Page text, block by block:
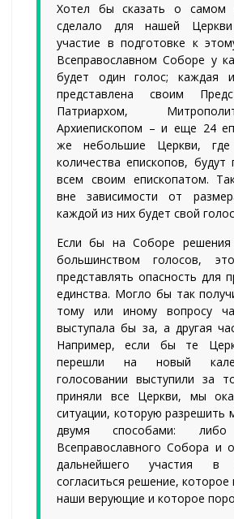
Хотел бы сказать о самом
сделало для нашей
участие в подготовке к
Всеправославном Соборе у
будет один голос; каждая
представлена своим
Патриархом,
Архиепископом – и еще 24
же небольшие Церкви,
количества епископов, будут
всем своим епископатом.
вне зависимости от
каждой из них будет свой
Если бы на Соборе решения
большинством голосов,
представлять опасность для
единства. Могло бы так
тому или иному вопросу
выступала бы за, а другая
Например, если бы те
перешли на новый
голосовании выступили за
приняли все Церкви, мы
ситуации, которую разрешить
двумя способами:
Всеправославного Собора и
дальнейшего участия
согласиться решение,
наши верующие и которое